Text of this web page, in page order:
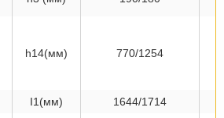
h14(мм) 770/1254
I1(мм)
1644/1714